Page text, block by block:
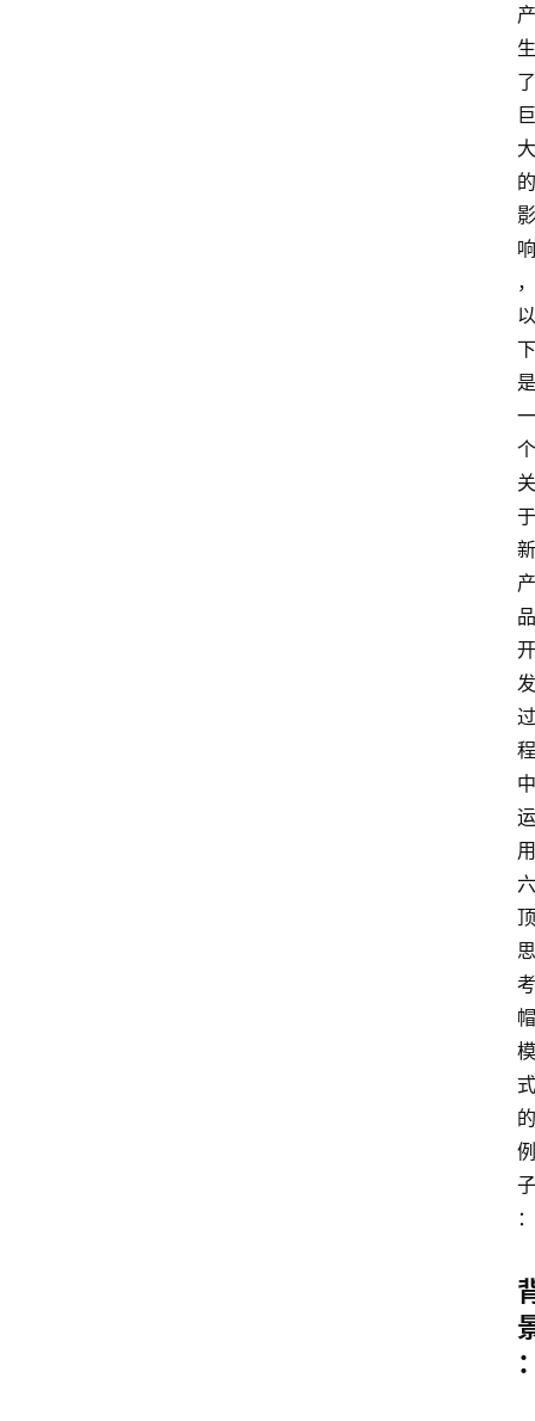
产
生
了
巨
大
的
影
响
，
以
下
是
一
个
关
于
新
产
品
开
发
过
程
中
运
用
六
顶
思
考
帽
模
式
的
例
子
：